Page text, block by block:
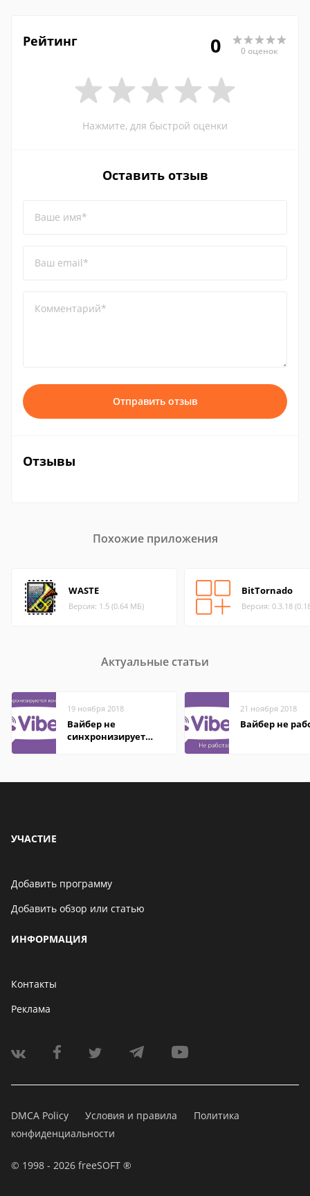
Рейтинг 0 0 оценок
Нажмите, для быстрой оценки
Оставить отзыв
Ваше имя*
Ваш email*
Комментарий*
Отправить отзыв
Отзывы
Похожие приложения
WASTE
Версия: 1.5 (0.64 МБ)
BitTornado
Версия: 0.3.18
Актуальные статьи
19 ноября 2018
Вайбер не
синхронизирует
21 ноября 2018
Вайбер не
УЧАСТИЕ
Добавить программу
Добавить обзор или статью
ИНФОРМАЦИЯ
Контакты
Реклама
DMCA Policy Условия и правила
Политика
конфиденциальности
© 1998 - 2026 freeSOFT ®